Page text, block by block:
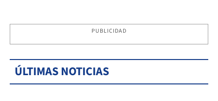
PUBLICIDAD
ÚLTIMAS NOTICIAS